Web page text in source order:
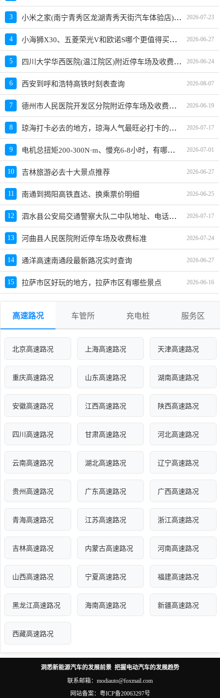
3 小米之家(南宁青秀区龙湖青秀天街汽车体验店)怎么样、地址、电话、上班时间查询 2026-07-23
4 小海狮X30、五菱荣光V和欧诺S哪个更值得买？性价比、配置对比 2026-06-27
5 四川大学华西医院(温江院区)附近停车场及收费标准 2026-06-24
6 西安到呼和浩特高铁时刻表查询 2026-08-07
7 德州市人民医院开发区分院附近停车场及收费标准 2026-06-19
8 琼海打卡必去的地方，琼海人气最旺必打卡的十大景点 2026-07-17
9 电机总扭矩200-300N·m、慢充6-8小时，有哪些车推荐？ 2026-07-01
10 吉林旅游必去十大景点推荐 2026-06-27
11 南通到揭阳高铁直达、换乘票价明细 2026-06-25
12 泗水县公安局交通警察大队二中队地址、电话、上班时间、能处理违章吗 2026-07-17
13 河曲县人民医院附近停车场及收费标准 2026-07-24
14 通洋高速南通段最新路况实时查询 2026-06-27
15 拉萨市区好玩的地方，拉萨市区有哪些景点 2026-06-16
高速路况 车管所 充电桩 服务区
北京高速路况 上海高速路况 天津高速路况
重庆高速路况 山东高速路况 湖南高速路况
安徽高速路况 江西高速路况 陕西高速路况
四川高速路况 甘肃高速路况 河北高速路况
云南高速路况 湖北高速路况 辽宁高速路况
贵州高速路况 广东高速路况 广西高速路况
青海高速路况 江苏高速路况 浙江高速路况
吉林高速路况 内蒙古高速路况 河南高速路况
山西高速路况 宁夏高速路况 福建高速路况
黑龙江高速路况 海南高速路况 新疆高速路况
西藏高速路况
洞悉新能源汽车的发展前景 把握电动汽车的发展趋势
联系邮箱：modiauto@foxmail.com
网站备案： 粤ICP备20063297号